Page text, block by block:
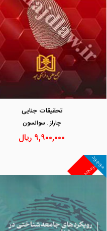
مشاهده و خرید
تحقیقات جنایی
چارلز . سوانسون
۹,۹۰۰,۰۰۰ ریال
غیرمجد
موجود